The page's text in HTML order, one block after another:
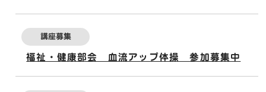
講座募集
福祉・健康部会 血流アップ体操 参加募集中